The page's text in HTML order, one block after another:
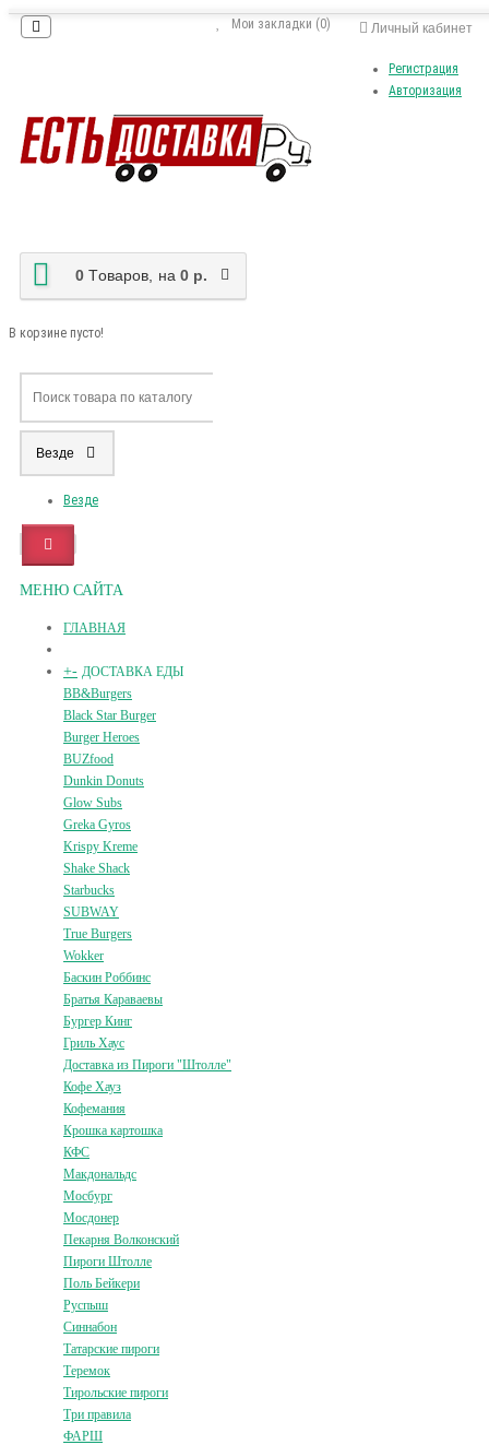
Личный кабинет
Регистрация
Авторизация
Мои закладки (0)
0 Tоваров, на 0 р.
В корзине пусто!
Везде
Везде
МЕНЮ САЙТА
ГЛАВНАЯ
+- ДОСТАВКА ЕДЫ
BB&Burgers
Black Star Burger
Burger Heroes
BUZfood
Dunkin Donuts
Glow Subs
Greka Gyros
Krispy Kreme
Shake Shack
Starbucks
SUBWAY
True Burgers
Wokker
Баскин Роббинс
Братья Караваевы
Бургер Кинг
Гриль Хаус
Доставка из Пироги "Штолле"
Кофе Хауз
Кофемания
Крошка картошка
КФС
Макдональдс
Мосбург
Мосдонер
Пекарня Волконский
Пироги Штолле
Поль Бейкери
Руспыш
Синнабон
Татарские пироги
Теремок
Тирольские пироги
Три правила
ФАРШ